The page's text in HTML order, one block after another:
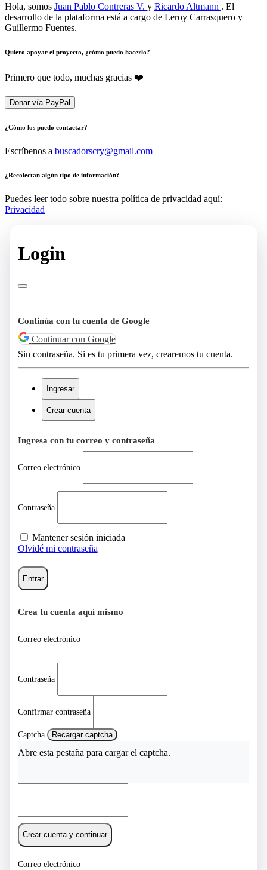
Hola, somos Juan Pablo Contreras V. y Ricardo Altmann . El
desarrollo de la plataforma está a cargo de Leroy Carrasquero y
Guillermo Fuentes.
Quiero apoyar el proyecto, ¿cómo puedo hacerlo?
Primero que todo, muchas gracias ❤️
Donar vía PayPal
¿Cómo los puedo contactar?
Escríbenos a buscadorscry@gmail.com
¿Recolectan algún tipo de información?
Puedes leer todo sobre nuestra política de privacidad aquí:
Privacidad
Login
Continúa con tu cuenta de Google
Continuar con Google
Sin contraseña. Si es tu primera vez, crearemos tu cuenta.
Ingresar
Crear cuenta
Ingresa con tu correo y contraseña
Correo electrónico
Contraseña
Mantener sesión iniciada
Olvidé mi contraseña
Entrar
Crea tu cuenta aquí mismo
Correo electrónico
Contraseña
Confirmar contraseña
Captcha Recargar captcha
Abre esta pestaña para cargar el captcha.
Crear cuenta y continuar
Correo electrónico